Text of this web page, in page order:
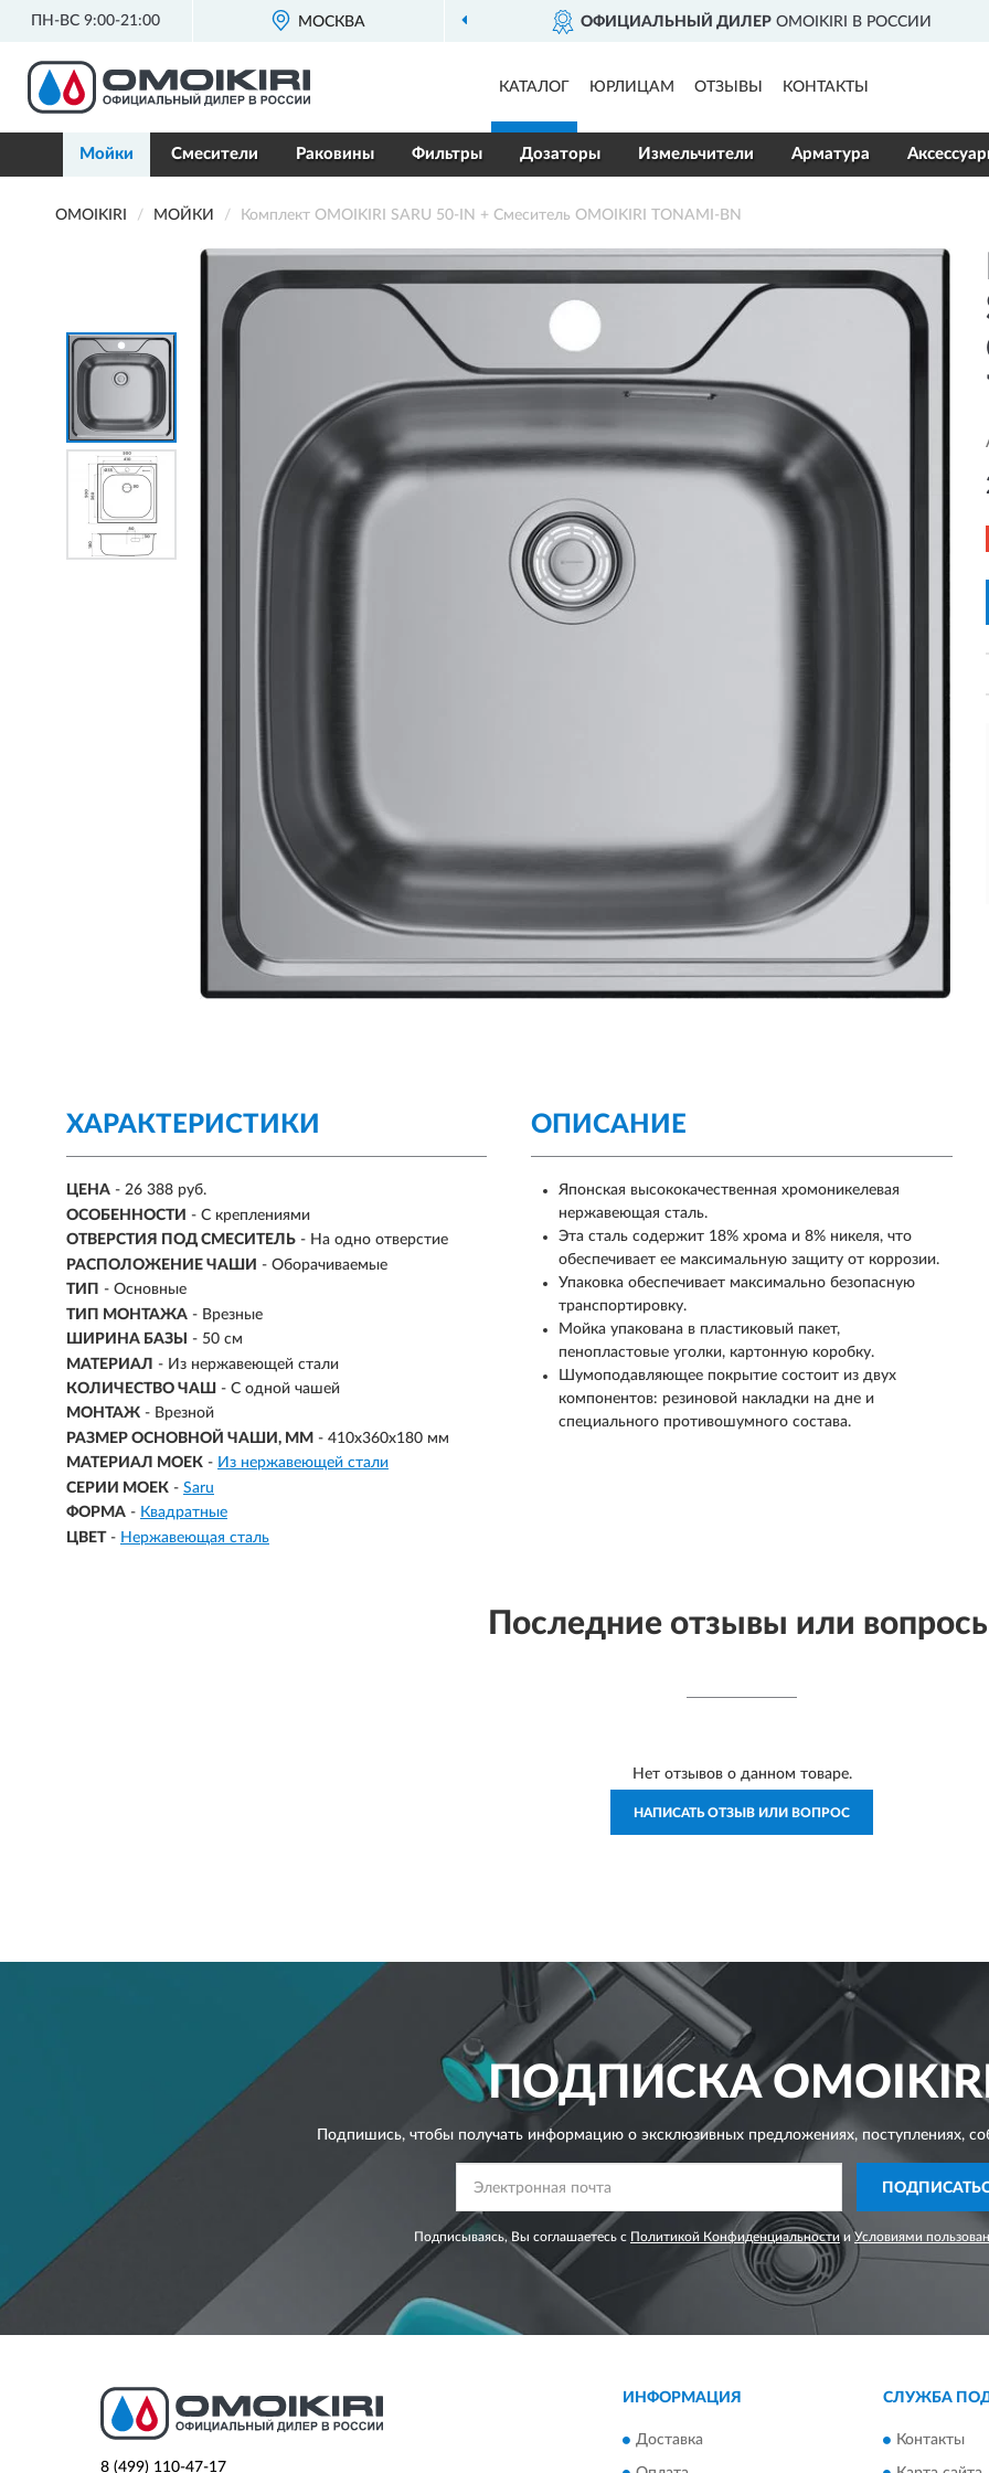
ПН-ВС 9:00-21:00 МОСКВА ОФИЦИАЛЬНЫЙ ДИЛЕРOMOIKIRI В РОССИИ
КАТАЛОГ ЮРЛИЦАМ ОТЗЫВЫ КОНТАКТЫ
Мойки Смесители Раковины Фильтры Дозаторы Измельчители Арматура
OMOIKIRI МОЙКИ Комплект OMOIKIRI SARU 50-IN + Смеситель OMOIKIRI TONAMI-BN
ХАРАКТЕРИСТИКИ
ЦЕНА - 26 388 руб.
ОСОБЕННОСТИ - С креплениями
ОТВЕРСТИЯ ПОД СМЕСИТЕЛЬ - На одно отверстие
РАСПОЛОЖЕНИЕ ЧАШИ - Оборачиваемые
ТИП - Основные
ТИП МОНТАЖА - Врезные
ШИРИНА БАЗЫ
- 50 см
МАТЕРИАЛ - Из нержавеющей стали
КОЛИЧЕСТВО ЧАШ - С одной чашей
МОНТАЖ - Врезной
РАЗМЕР ОСНОВНОЙ ЧАШИ, ММ - 410х360х180 мм
МАТЕРИАЛ МОЕК - Из нержавеющей стали
СЕРИИ МОЕК - Saru
ФОРМА - Квадратные
ЦВЕТ - Нержавеющая сталь
ОПИСАНИЕ
Японская высококачественная хромоникелевая
нержавеющая сталь.
Эта сталь содержит 18% хрома и 8% никеля, что
обеспечивает ее максимальную защиту от коррозии.
Упаковка обеспечивает максимально безопасную
транспортировку.
Мойка упакована в пластиковый пакет,
пенопластовые уголки, картонную коробку.
Шумоподавляющее покрытие состоит из двух
компонентов: резиновой накладки на дне и
специального противошумного состава.
Последние отзывы или
Нет отзывов о данном товаре.
НАПИСАТЬ ОТЗЫВ ИЛИ ВОПРОС
ПОДПИСКА
Подпишись, чтобы получать информацию о эксклюзивных предложениях,поступлениях,
Подписываясь, Вы соглашаетесь с Политикой Конфиденциальности иУсловиями
8 (499) 110-47-17
ИНФОРМАЦИЯ
Доставка
СЛУЖБА
Контакты